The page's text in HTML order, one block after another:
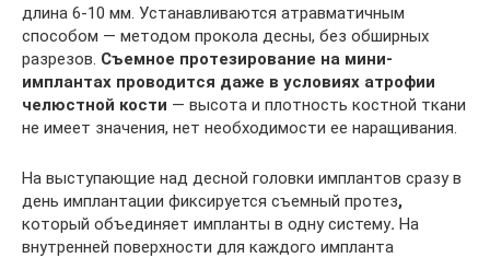
длина 6-10 мм. Устанавливаются атравматичным
способом — методом прокола десны, без обширных
разрезов. Съемное протезирование на мини-
имплантах проводится даже в условиях атрофии
челюстной кости — высота и плотность костной ткани
не имеет значения, нет необходимости ее наращивания.
На выступающие над десной головки имплантов сразу в
день имплантации фиксируется съемный протез,
который объединяет импланты в одну систему. На
внутренней поверхности для каждого импланта